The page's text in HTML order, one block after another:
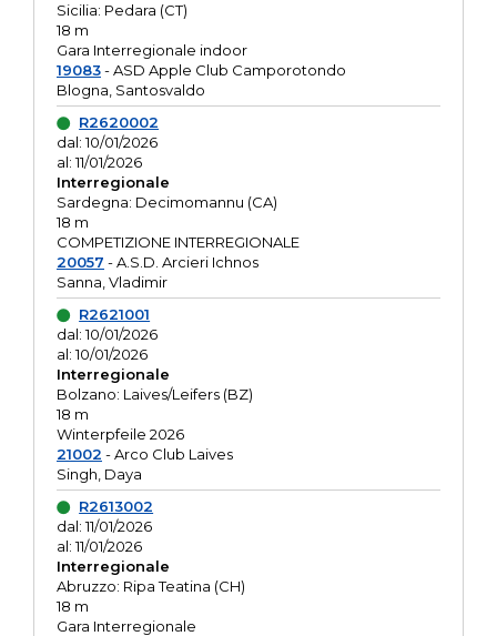
Sicilia: Pedara (CT)
18 m
Gara Interregionale indoor
19083- ASD Apple Club Camporotondo
Blogna, Santosvaldo
R2620002
dal: 10/01/2026
al: 11/01/2026
Interregionale
Sardegna: Decimomannu (CA)
18 m
COMPETIZIONE INTERREGIONALE
20057 - A.S.D. Arcieri Ichnos
Sanna, Vladimir
R2621001
dal: 10/01/2026
al: 10/01/2026
Interregionale
Bolzano: Laives/Leifers (BZ)
18 m
Winterpfeile 2026
21002 - Arco Club Laives
Singh, Daya
R2613002
dal: 11/01/2026
al: 11/01/2026
Interregionale
Abruzzo: Ripa Teatina (CH)
18 m
Gara Interregionale